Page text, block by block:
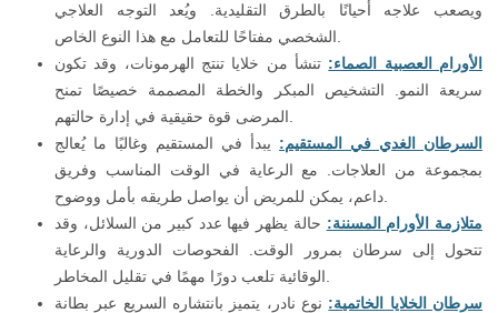
ويصعب علاجه أحيانًا بالطرق التقليدية. ويُعد التوجه العلاجي
الأورام العصبية الصماء: تنشأ من خلايا تنتج الهرمونات، وقد تكون
سريعة النمو. التشخيص المبكر والخطة المصممة خصيصًا تمنح
السرطان الغدي في المستقيم: يبدأ في المستقيم وغالبًا ما يُعالج
بمجموعة من العلاجات. مع الرعاية في الوقت المناسب وفريق
متلازمة الأورام المسننة: حالة يظهر فيها عدد كبير من السلائل، وقد
تتحول إلى سرطان بمرور الوقت. الفحوصات الدورية والرعاية
سرطان الخلايا الخاتمية: نوع نادر، يتميز بانتشاره السريع عبر بطانة